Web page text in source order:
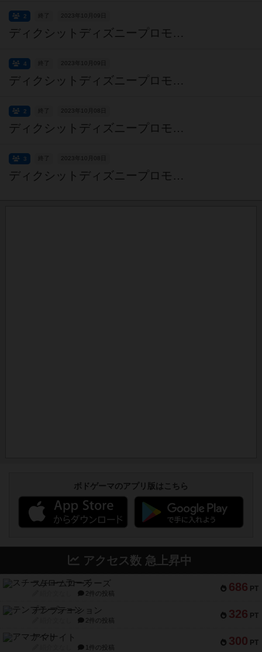
ディクシットディズニープロモカード争奪戦その６
終了 2023年10月09日
2
ディクシットディズニープロモカード争奪戦その５
終了 2023年10月09日
4
ディクシットディズニープロモカード争奪戦その４
終了 2023年10月08日
2
ディクシットディズニープロモカード争奪戦その３
終了 2023年10月08日
3
ボドゲーマのアプリ版はこちら
アクセス数 急上昇中
686 PT
スチームローラーズ
2件の投稿
326 PT
テンプテーション
2件の投稿
300 PT
アマナイト
1件の投稿